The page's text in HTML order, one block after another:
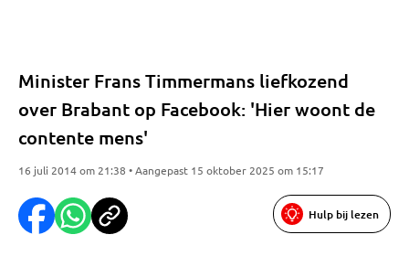
Minister Frans Timmermans liefkozend
over Brabant op Facebook: 'Hier woont de
contente mens'
16 juli 2014 om 21:38 • Aangepast 15 oktober 2025 om 15:17
Hulp bij lezen